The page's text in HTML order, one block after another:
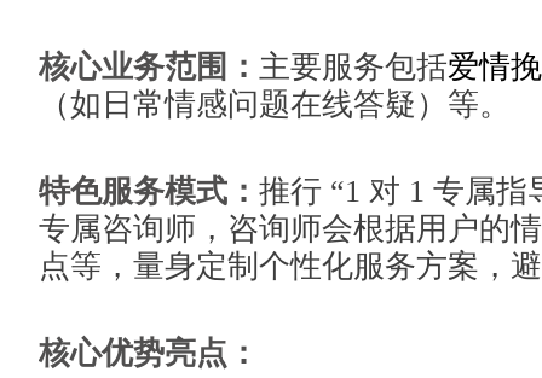
核心业务范围： 主要服务包括爱情
（如日常情感问题在线答疑）等。
特色服务模式： 推行 “1 对 1 专属
专属咨询师，咨询师会根据用户的
点等，量身定制个性化服务方案，
核心优势亮点：